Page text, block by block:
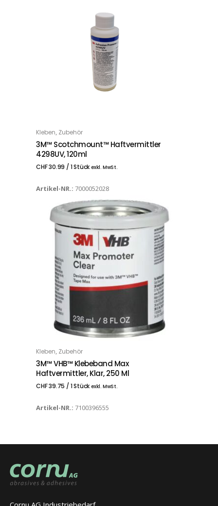
IN DEN WARENKORB
Kleben, Zubehör
3M™ Scotchmount™ Haftvermittler
4298UV, 120ml
CHF30.99 / 1 Stückexkl. MwSt.
Artikel-NR.: 7000052028
IN DEN WARENKORB
Kleben, Zubehör
3M™ VHB™ Klebeband Max
Haftvermittler, Klar, 250 Ml
CHF39.75 / 1 Stückexkl. MwSt.
Artikel-NR.: 7100396555